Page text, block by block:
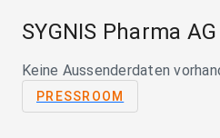
SYGNIS Pharma AG
Keine Aussenderdaten
PRESSROOM